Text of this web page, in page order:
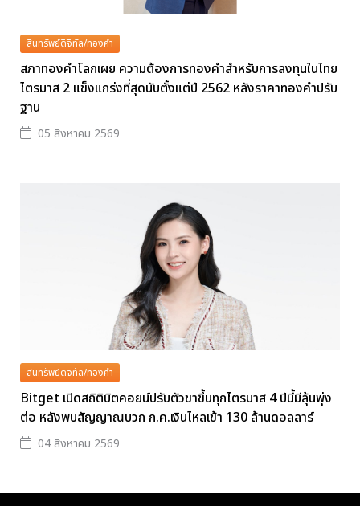
สินทรัพย์ดิจิทัล/ทองคำ
สภาทองคำโลกเผย ความต้องการทองคำสำหรับการลงทุนในไทย
ไตรมาส 2 แข็งแกร่งที่สุดนับตั้งแต่ปี 2562 หลังราคาทองคำปรับ
ฐาน
05 สิงหาคม 2569
สินทรัพย์ดิจิทัล/ทองคำ
Bitget เปิดสถิติบิตคอยน์ปรับตัวขาขึ้นทุกไตรมาส 4 ปีนี้มีลุ้นพุ่ง
ต่อ หลังพบสัญญาณบวก ก.ค.เงินไหลเข้า 130 ล้านดอลลาร์
04 สิงหาคม 2569